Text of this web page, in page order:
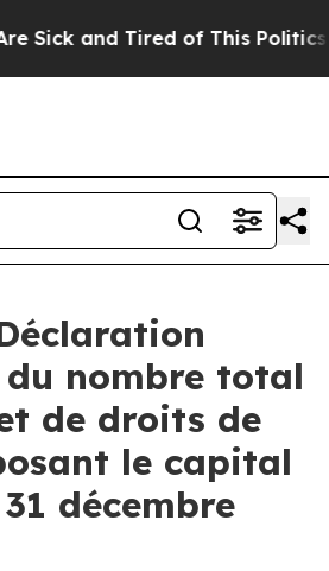
Sick and Tired of This Politics
du nombre total
de droits de
le capital
décembre